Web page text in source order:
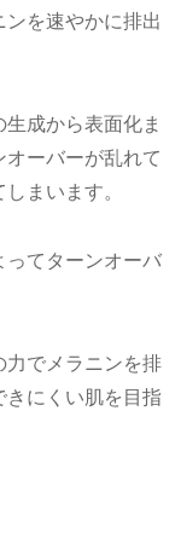
を速やかに排出
成から表面化ま
ーバーが乱れて
まいます。
ってターンオーバ
力でメラニンを排
きにくい肌を目指